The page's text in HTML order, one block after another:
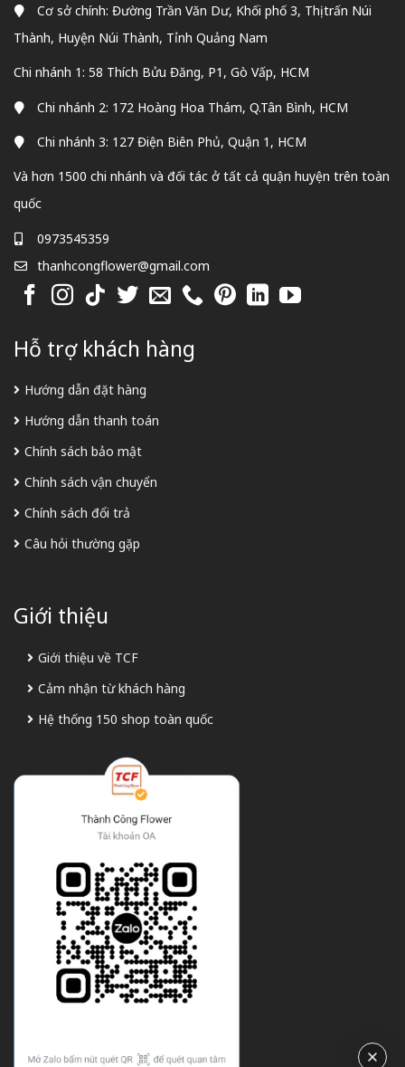
Cơ sở chính: Đường Trần Văn Dư, Khối phố 3, Thị trấn Núi
Thành, Huyện Núi Thành, Tỉnh Quảng Nam
Chi nhánh 1: 58 Thích Bửu Đăng, P1, Gò Vấp, HCM
Chi nhánh 2: 172 Hoàng Hoa Thám, Q.Tân Bình, HCM
Chi nhánh 3: 127 Điện Biên Phủ, Quận 1, HCM
Và hơn 1500 chi nhánh và đối tác ở tất cả quận huyện trên toàn
quốc
0973545359
thanhcongflower@gmail.com
Hỗ trợ khách hàng
Hướng dẫn đặt hàng
Hướng dẫn thanh toán
Chính sách bảo mật
Chính sách vận chuyển
Chính sách đổi trả
Câu hỏi thường gặp
Giới thiệu
Giới thiệu về TCF
Cảm nhận từ khách hàng
Hệ thống 150 shop toàn quốc